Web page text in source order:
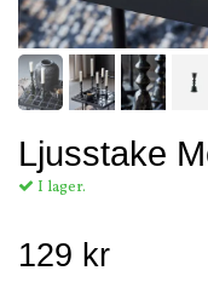
Ljusstake
I lager.
129 kr